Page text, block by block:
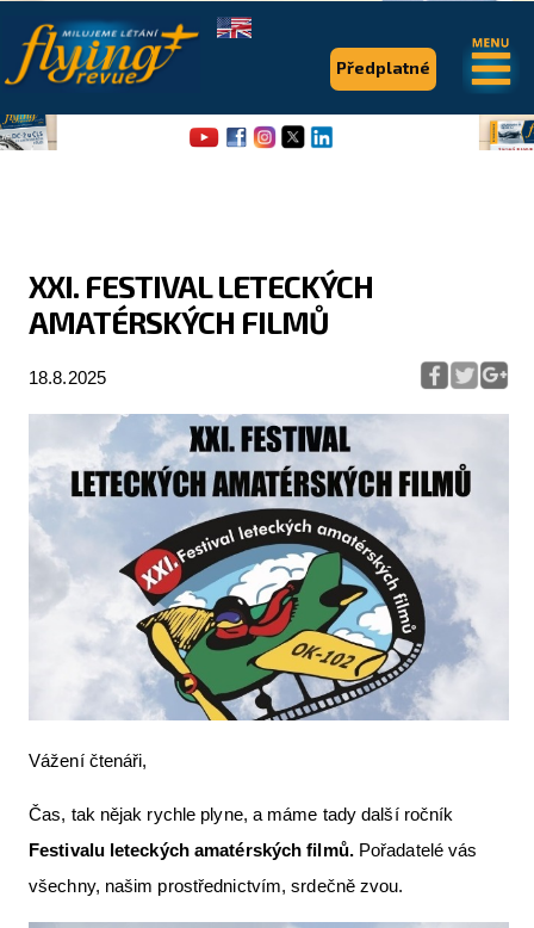
XXI. FESTIVAL LETECKÝCH
AMATÉRSKÝCH FILMŮ
18.8.2025
Vážení čtenáři,
Čas, tak nějak rychle plyne, a máme tady další ročník
Festivalu leteckých amatérských filmů. Pořadatelé vás
všechny, našim prostřednictvím, srdečně zvou.
Předplatné
.
Flying Revue
Expedice
Pro piloty
Série & speciály
Letecká videa
Aktuální FR + archiv
Letecká muzea
VFR Communication app
Inzerujte s námi
E-SHOP